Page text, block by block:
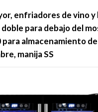
enfriadores de vino y
para debajo del
almacenamiento
manija SS